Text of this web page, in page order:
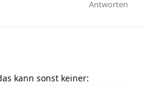
Antworten
kann sonst keiner: